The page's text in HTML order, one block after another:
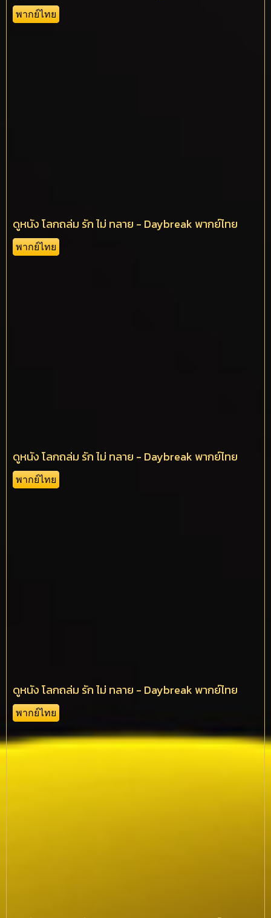
พากย์ไทย
ดูหนัง โลกถล่ม รัก ไม่ ทลาย - Daybreak พากย์ไทย
พากย์ไทย
ดูหนัง โลกถล่ม รัก ไม่ ทลาย - Daybreak พากย์ไทย
พากย์ไทย
ดูหนัง โลกถล่ม รัก ไม่ ทลาย - Daybreak พากย์ไทย
พากย์ไทย